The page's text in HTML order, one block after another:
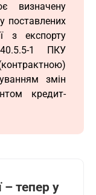
визначену
поставлених
з експорту
1 ПКУ
змін
кредит-
– тепер у